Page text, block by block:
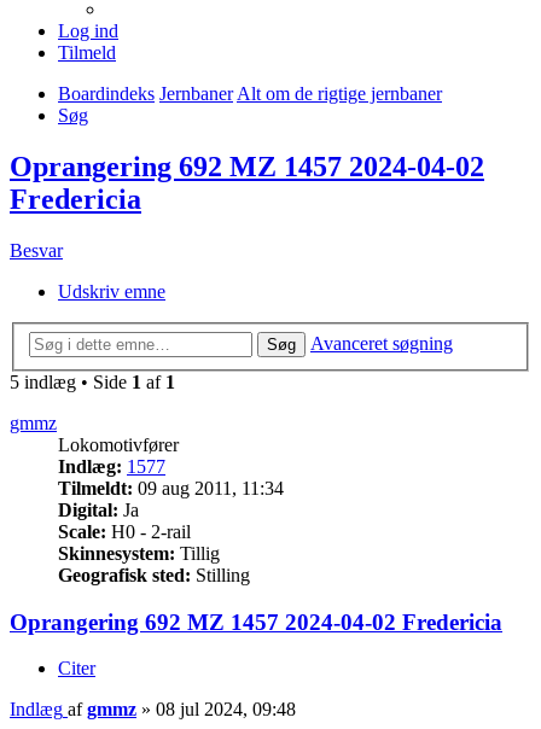
Log ind
Tilmeld
Boardindeks JernbanerAlt om de rigtige jernbaner
Søg
Oprangering 692 MZ 1457 2024-04-02
Fredericia
Besvar
Udskriv emne
Søg
Avanceret søgning
5 indlæg • Side 1 af 1
gmmz
Lokomotivfører
Indlæg: 1577
Tilmeldt: 09 aug 2011, 11:34
Digital: Ja
Scale: H0 - 2-rail
Skinnesystem: Tillig
Geografisk sted: Stilling
Oprangering 692 MZ 1457 2024-04-02 Fredericia
Citer
Indlæg afgmmz » 08 jul 2024, 09:48